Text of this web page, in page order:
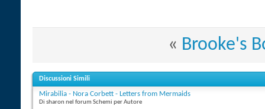
« Brooke's
Discussioni Simili
Mirabilia - Nora Corbett - Letters from Mermaids
Di sharon nel forum Schemi per Autore